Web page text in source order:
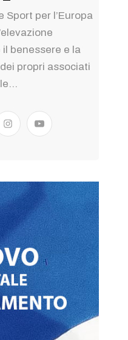
Sport per l’Europa
benessere e la
propri associati